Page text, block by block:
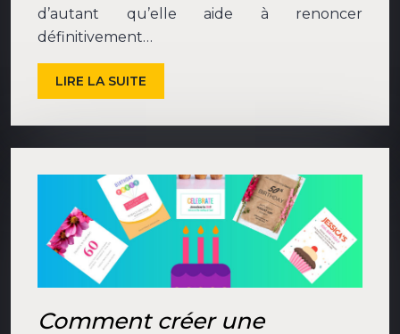
d’autant qu’elle aide à renoncer
définitivement…
LIRE LA SUITE
Comment créer une